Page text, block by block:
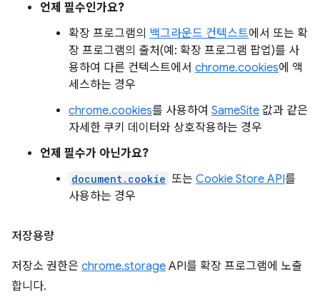
언제 필수인가요?
확장 프로그램의 백그라운드 컨텍스트에서 또는 확
장 프로그램의 출처(예: 확장 프로그램 팝업)를 사
용하여 다른 컨텍스트에서 chrome.cookies에 액
세스하는 경우
chrome.cookies를 사용하여 SameSite 값과 같은
자세한 쿠키 데이터와 상호작용하는 경우
언제 필수가 아닌가요?
document.cookie 또는 Cookie Store API를
사용하는 경우
저장용량
저장소 권한은 chrome.storage API를 확장 프로그램에 노출
합니다.